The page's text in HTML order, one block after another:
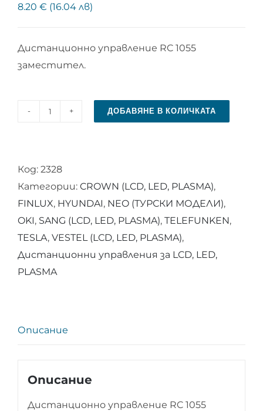
8.20 € (16.04 лв)
Дистанционно управление RC 1055
заместител.
количество
управление
RC
1055
ДОБАВЯНЕ В КОЛИЧКАТА
Код: 2328
Категории: CROWN (LCD, LED, PLASMA),
FINLUX, HYUNDAI, NEO (ТУРСКИ МОДЕЛИ),
OKI, SANG (LCD, LED, PLASMA), TELEFUNKEN,
TESLA, VESTEL (LCD, LED, PLASMA),
Дистанционни управления за LCD, LED,
PLASMA
Описание
Описание
Дистанционно управление RC 1055